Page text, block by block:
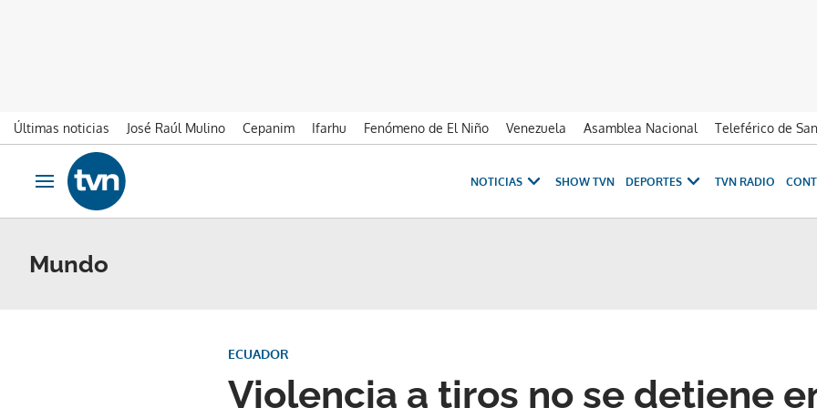
Últimas noticias José Raúl Mulino Cepanim Ifarhu Fenómeno de El Niño Venezuela Asamblea Nacional Teleférico de
Ir al contenido
Obrir navegació
NOTICIAS SHOW TVN DEPORTES TVN RADIO
Mundo
Violencia a tiros no se detiene
ECUADOR